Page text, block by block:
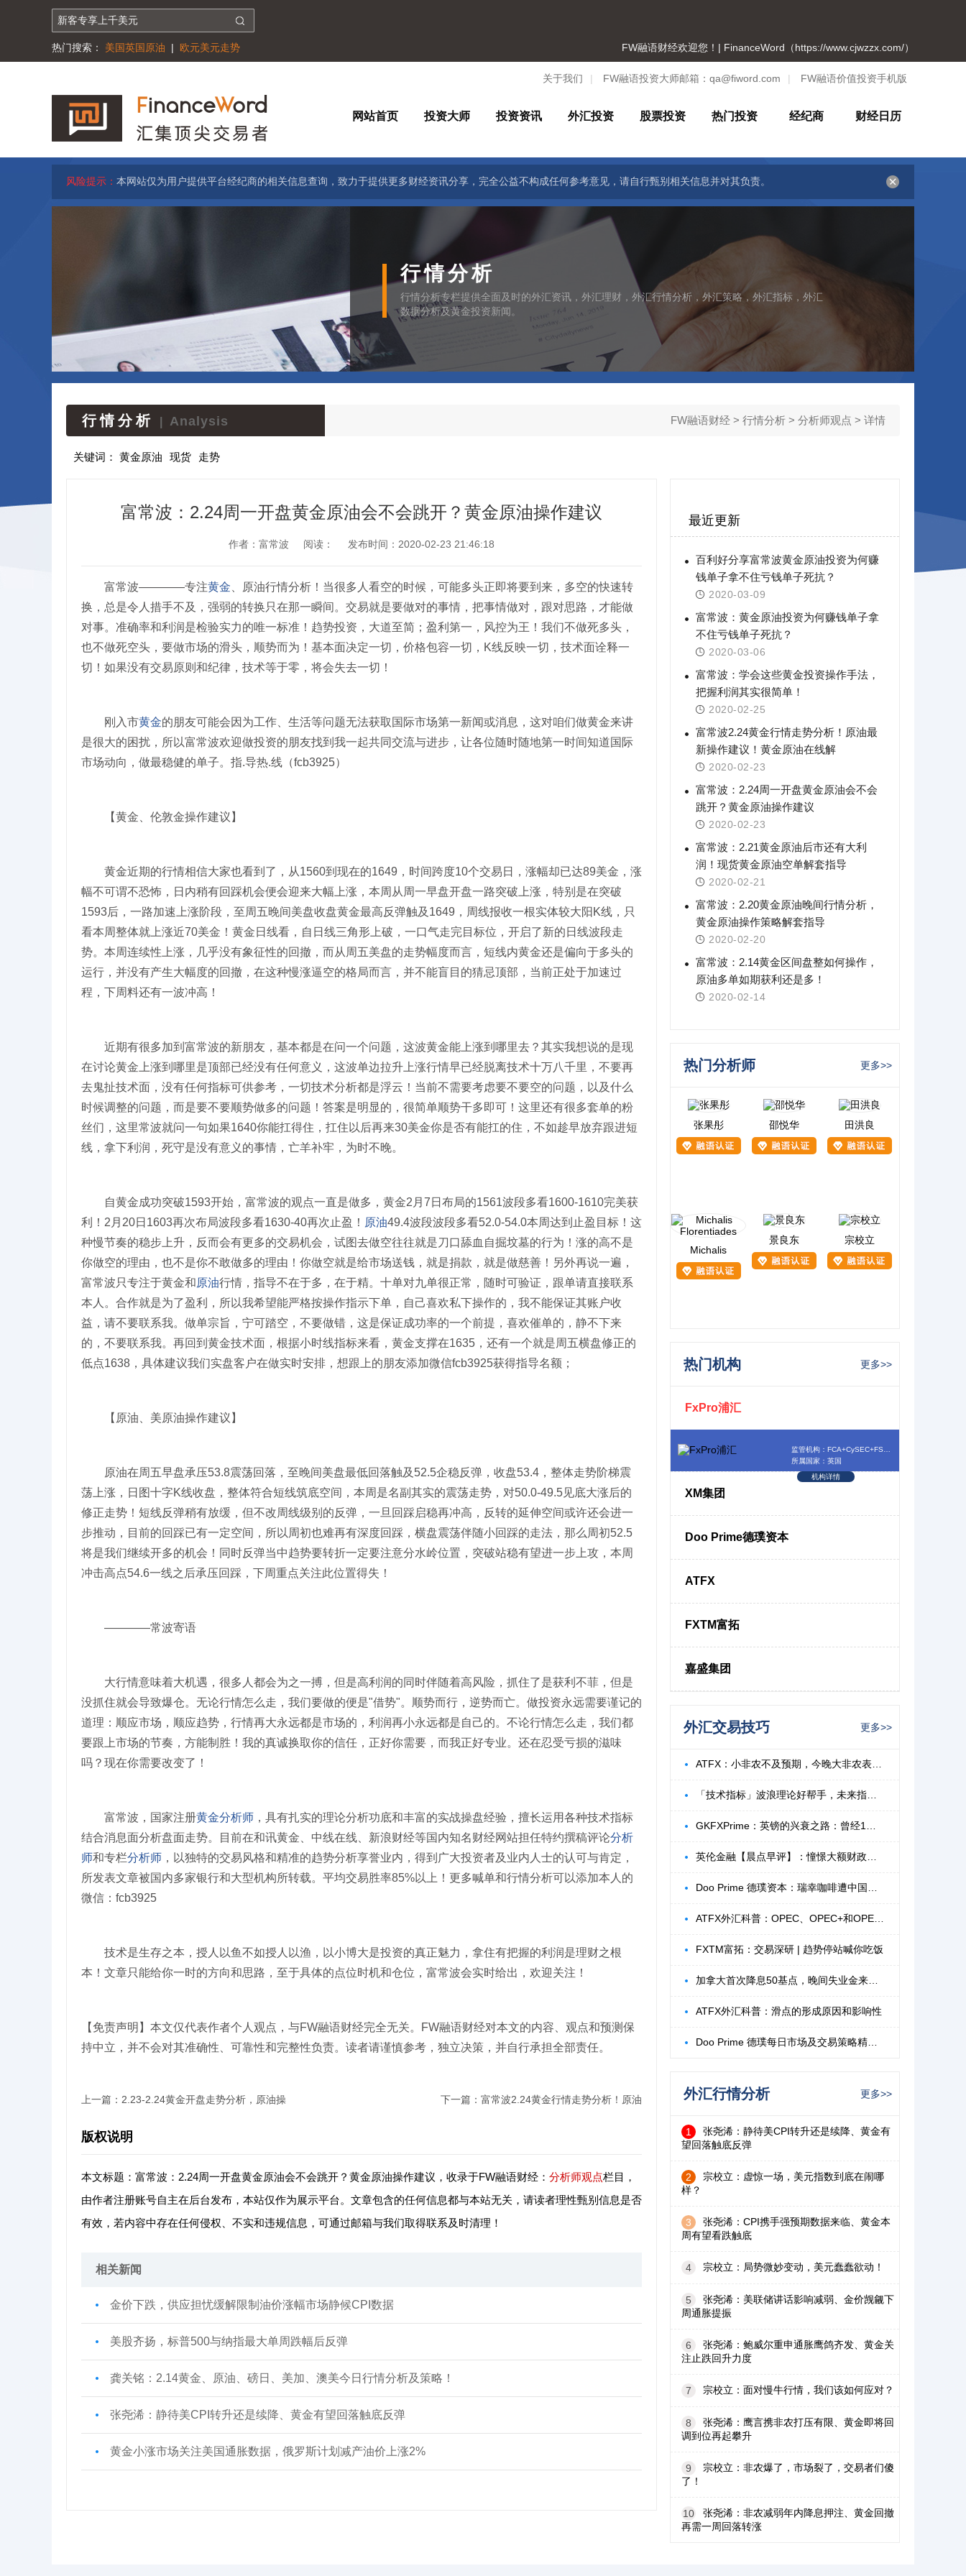
热门搜索： 美国英国原油 | 欧元美元走势 FW融语财经欢迎您！| FinanceWord（https://www.cjwzzx.com/）
关于我们 | FW融语投资大师邮箱： qa@fiword.com | FW融语价值投资手机版
网站首页 投资大师 投资资讯 外汇投资 股票投资 热门投资 经纪商 财经日历
风险提示： 本网站仅为用户提供平台经纪商的相关信息查询，致力于提供更多财经资讯分享，完全公益不构成任何参考意见，请自行甄别相关信息并对其负责。
行情分析
行情分析专栏提供全面及时的外汇资讯，外汇理财，外汇行情分析，外汇策略，外汇指标，外汇
数据分析及黄金投资新闻。
行情分析 Analysis FW融语财经 > 行情分析 > 分析师观点 > 详情
关键词： 黄金原油 现货 走势
富常波：2.24周一开盘黄金原油会不会跳开？黄金原油操作建议
作者：富常波 阅读： 发布时间：2020-02-23 21:46:18
富常波————专注黄金 、原油行情分析！当很多人看空的时候，可能多头正即将要到来，多空的快速转
换，总是令人措手不及，强弱的转换只在那一瞬间。交易就是要做对的事情，把事情做对，跟对思路，才能做
对事。准确率和利润是检验实力的唯一标准！趋势投资，大道至简；盈利第一，风控为王！我们不做死多头，
也不做死空头，要做市场的滑头，顺势而为！基本面决定一切，价格包容一切，K线反映一切，技术面诠释一
切！如果没有交易原则和纪律，技术等于零，将会失去一切！
刚入市黄金的朋友可能会因为工作、生活等问题无法获取国际市场第一新闻或消息，这对咱们做黄金来讲
是很大的困扰，所以富常波欢迎做投资的朋友找到我一起共同交流与进步，让各位随时随地第一时间知道国际
市场动向，做最稳健的单子。指.导热.线（fcb3925）
【黄金、伦敦金操作建议】
黄金近期的行情相信大家也看到了，从1560到现在的1649，时间跨度10个交易日，涨幅却已达89美金，涨
幅不可谓不恐怖，日内稍有回踩机会便会迎来大幅上涨，本周从周一早盘开盘一路突破上涨，特别是在突破
1593后，一路加速上涨阶段，至周五晚间美盘收盘黄金最高反弹触及1649，周线报收一根实体较大阳K线，只
看本周整体就上涨近70美金！黄金日线看，自日线三角形上破，一口气走完目标位，开启了新的日线波段走
势。本周连续性上涨，几乎没有象征性的回撤，而从周五美盘的走势幅度而言，短线内黄金还是偏向于多头的
运行，并没有产生大幅度的回撤，在这种慢涨逼空的格局而言，并不能盲目的猜忌顶部，当前正处于加速过
程，下周料还有一波冲高！
近期有很多加到富常波的新朋友，基本都是在问一个问题，这波黄金能上涨到哪里去？其实我想说的是现
在讨论黄金上涨到哪里是顶部已经没有任何意义，这波单边拉升上涨行情早已经脱离技术十万八千里，不要再
去鬼扯技术面，没有任何指标可供参考，一切技术分析都是浮云！当前不需要考虑要不要空的问题，以及什么
时候调整的问题，而是要不要顺势做多的问题！答案是明显的，很简单顺势干多即可！这里还有很多套单的粉
丝们，这里常波就问一句如果1640你能扛得住，扛住以后再来30美金你是否有能扛的住，不如趁早放弃跟进短
线，拿下利润，死守是没有意义的事情，亡羊补牢，为时不晚。
自黄金成功突破1593开始，富常波的观点一直是做多，黄金2月7日布局的1561波段多看1600-1610完美获
利！2月20日1603再次布局波段多看1630-40再次止盈！ 原油49.4波段波段多看52.0-54.0本周达到止盈目标！这
种慢节奏的稳步上升，反而会有更多的交易机会，试图去做空往往就是刀口舔血自掘坟墓的行为！涨的高不是
你做空的理由，也不是你不敢做多的理由！你做空就是给市场送钱，就是捐款，就是做慈善！另外再说一遍，
富常波只专注于黄金和原油行情，指导不在于多，在于精。十单对九单很正常，随时可验证，跟单请直接联系
本人。合作就是为了盈利，所以我希望能严格按操作指示下单，自己喜欢私下操作的，我不能保证其账户收
益，请不要联系我。做单宗旨，宁可踏空，不要做错，这是保证成功率的一个前提，喜欢催单的，静不下来
的，不要联系我。再回到黄金技术面，根据小时线指标来看，黄金支撑在1635，还有一个就是周五横盘修正的
低点1638，具体建议我们实盘客户在做实时安排，想跟上的朋友添加微信fcb3925获得指导名额；
【原油、美原油操作建议】
原油在周五早盘承压53.8震荡回落，至晚间美盘最低回落触及52.5企稳反弹，收盘53.4，整体走势阶梯震
荡上涨，日图十字K线收盘，整体符合短线筑底空间，本周是名副其实的震荡走势，对50.0-49.5见底大涨后的
修正走势！短线反弹稍有放缓，但不改周线级别的反弹，一旦回踩启稳再冲高，反转的延伸空间或许还会进一
步推动，目前的回踩已有一定空间，所以周初也难再有深度回踩，横盘震荡伴随小回踩的走法，那么周初52.5
将是我们继续开多的机会！同时反弹当中趋势要转折一定要注意分水岭位置，突破站稳有望进一步上攻，本周
冲击高点54.6一线之后承压回踩，下周重点关注此位置得失！
————常波寄语
大行情意味着大机遇，很多人都会为之一搏，但是高利润的同时伴随着高风险，抓住了是获利不菲，但是
没抓住就会导致爆仓。无论行情怎么走，我们要做的便是"借势"。顺势而行，逆势而亡。做投资永远需要谨记的
道理：顺应市场，顺应趋势，行情再大永远都是市场的，利润再小永远都是自己的。不论行情怎么走，我们都
要跟上市场的节奏，方能制胜！我的真诚换取你的信任，正好你需要，而我正好专业。还在忍受亏损的滋味
吗？现在你需要改变了！
富常波，国家注册黄金分析师 ，具有扎实的理论分析功底和丰富的实战操盘经验，擅长运用各种技术指标
结合消息面分析盘面走势。目前在和讯黄金、中线在线、新浪财经等国内知名财经网站担任特约撰稿评论分析
师和专栏分析师 ，以独特的交易风格和精准的趋势分析享誉业内，得到广大投资者及业内人士的认可与肯定，
所发表文章被国内多家银行和大型机构所转载。平均交易胜率85%以上！更多喊单和行情分析可以添加本人的
微信：fcb3925
技术是生存之本，授人以鱼不如授人以渔，以小博大是投资的真正魅力，拿住有把握的利润是理财之根
本！文章只能给你一时的方向和思路，至于具体的点位时机和仓位，富常波会实时给出，欢迎关注！
【免责声明】本文仅代表作者个人观点，与FW融语财经完全无关。FW融语财经对本文的内容、观点和预测保
持中立，并不会对其准确性、可靠性和完整性负责。读者请谨慎参考，独立决策，并自行承担全部责任。
上一篇： 2.23-2.24黄金开盘走势分析，原油操 下一篇： 富常波2.24黄金行情走势分析！原油
版权说明
本文标题：富常波：2.24周一开盘黄金原油会不会跳开？黄金原油操作建议，收录于FW融语财经： 分析师观点栏目，
由作者注册账号自主在后台发布，本站仅作为展示平台。文章包含的任何信息都与本站无关，请读者理性甄别信息是否
有效，若内容中存在任何侵权、不实和违规信息，可通过邮箱与我们取得联系及时清理！
相关新闻
金价下跌，供应担忧缓解限制油价涨幅市场静候CPI数据
美股齐扬，标普500与纳指最大单周跌幅后反弹
龚关铭：2.14黄金、原油、磅日、美加、澳美今日行情分析及策略！
张尧浠：静待美CPI转升还是续降、黄金有望回落触底反弹
黄金小涨市场关注美国通胀数据，俄罗斯计划减产油价上涨2%
最近更新
百利好分享富常波黄金原油投资为何赚
钱单子拿不住亏钱单子死抗？
2020-03-09
富常波：黄金原油投资为何赚钱单子拿
不住亏钱单子死抗？
2020-03-06
富常波：学会这些黄金投资操作手法，
把握利润其实很简单！
2020-02-25
富常波2.24黄金行情走势分析！原油最
新操作建议！黄金原油在线解
2020-02-23
富常波：2.24周一开盘黄金原油会不会
跳开？黄金原油操作建议
2020-02-23
富常波：2.21黄金原油后市还有大利
润！现货黄金原油空单解套指导
2020-02-21
富常波：2.20黄金原油晚间行情分析，
黄金原油操作策略解套指导
2020-02-20
富常波：2.14黄金区间盘整如何操作，
原油多单如期获利还是多！
2020-02-14
热门分析师 更多>>
张果彤 邵悦华 田洪良
Michalis
景良东 宗校立
热门机构 更多>>
FxPro浦汇
所属国家：英国
机构详情
XM集团
Doo Prime德璞资本
ATFX
FXTM富拓
嘉盛集团
外汇交易技巧 更多>>
FXTM富拓：交易深研 | 趋势停站喊你吃饭
ATFX外汇科普：滑点的形成原因和影响性
外汇行情分析 更多>>
1
张尧浠：静待美CPI转升还是续降、黄金有
望回落触底反弹
2
宗校立：虚惊一场，美元指数到底在闹哪
样？
3
张尧浠：CPI携手强预期数据来临、黄金本
周有望看跌触底
4 宗校立：局势微妙变动，美元蠢蠢欲动！
5
张尧浠：美联储讲话影响减弱、金价觊觎下
周通胀提振
6
张尧浠：鲍威尔重申通胀鹰鸽齐发、黄金关
注止跌回升力度
7 宗校立：面对慢牛行情，我们该如何应对？
8
张尧浠：鹰言携非农打压有限、黄金即将回
调到位再起攀升
9
宗校立：非农爆了，市场裂了，交易者们傻
了！
10
张尧浠：非农减弱年内降息押注、黄金回撤
再需一周回落转涨